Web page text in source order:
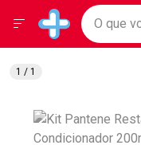
DrogariasBaixe nosso
Ir direto para a
pela
Ir direto para o
Ir direto para a busca
Ir direto para a conta
Ir direto para a
Ir direto para o
Faça a sua
O que
Menu
1 / 1